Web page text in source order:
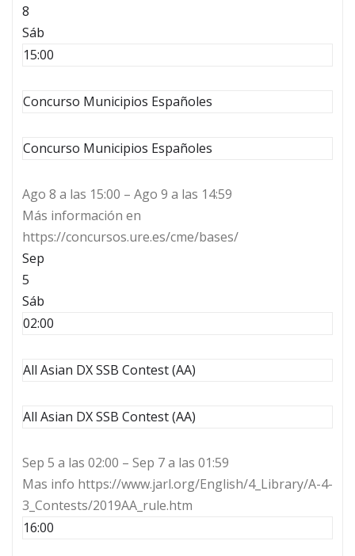
8
Sáb
15:00
Concurso Municipios Españoles
Concurso Municipios Españoles
Ago 8 a las 15:00 – Ago 9 a las 14:59
Más información en
https://concursos.ure.es/cme/bases/
Sep
5
Sáb
02:00
All Asian DX SSB Contest (AA)
All Asian DX SSB Contest (AA)
Sep 5 a las 02:00 – Sep 7 a las 01:59
Mas info https://www.jarl.org/English/4_Library/A-4-
3_Contests/2019AA_rule.htm
16:00